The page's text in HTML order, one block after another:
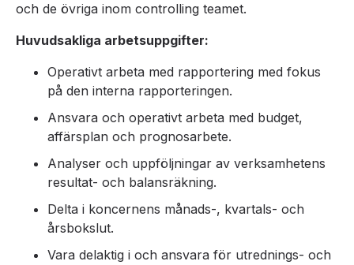
och de övriga inom controlling teamet.
Huvudsakliga arbetsuppgifter:
Operativt arbeta med rapportering med fokus
på den interna rapporteringen.
Ansvara och operativt arbeta med budget,
affärsplan och prognosarbete.
Analyser och uppföljningar av verksamhetens
resultat- och balansräkning.
Delta i koncernens månads-, kvartals- och
årsbokslut.
Vara delaktig i och ansvara för utrednings- och